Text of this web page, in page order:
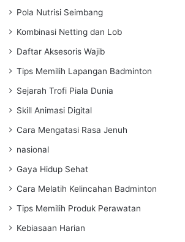
Pola Nutrisi Seimbang
Kombinasi Netting dan Lob
Daftar Aksesoris Wajib
Tips Memilih Lapangan Badminton
Sejarah Trofi Piala Dunia
Skill Animasi Digital
Cara Mengatasi Rasa Jenuh
nasional
Gaya Hidup Sehat
Cara Melatih Kelincahan Badminton
Tips Memilih Produk Perawatan
Kebiasaan Harian